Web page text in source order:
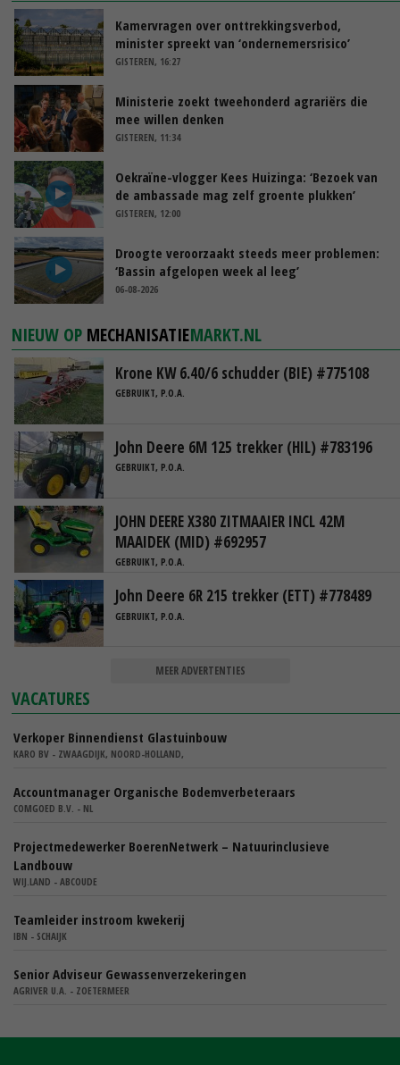
Kamervragen over onttrekkingsverbod,
minister spreekt van ‘ondernemersrisico’
GISTEREN, 16:27
Ministerie zoekt tweehonderd agrariërs die
mee willen denken
GISTEREN, 11:34
Oekraïne-vlogger Kees Huizinga: ‘Bezoek van
de ambassade mag zelf groente plukken’
GISTEREN, 12:00
Droogte veroorzaakt steeds meer problemen:
‘Bassin afgelopen week al leeg’
06-08-2026
NIEUW OP MECHANISATIEMARKT.NL
Krone KW 6.40/6 schudder (BIE) #775108
GEBRUIKT, P.O.A.
John Deere 6M 125 trekker (HIL) #783196
GEBRUIKT, P.O.A.
JOHN DEERE X380 ZITMAAIER INCL 42M
MAAIDEK (MID) #692957
GEBRUIKT, P.O.A.
John Deere 6R 215 trekker (ETT) #778489
GEBRUIKT, P.O.A.
MEER ADVERTENTIES
VACATURES
Verkoper Binnendienst Glastuinbouw
KARO BV - ZWAAGDIJK, NOORD-HOLLAND,
Accountmanager Organische Bodemverbeteraars
COMGOED B.V. - NL
Projectmedewerker BoerenNetwerk – Natuurinclusieve
Landbouw
WIJ.LAND - ABCOUDE
Teamleider instroom kwekerij
IBN - SCHAIJK
Senior Adviseur Gewassenverzekeringen
AGRIVER U.A. - ZOETERMEER